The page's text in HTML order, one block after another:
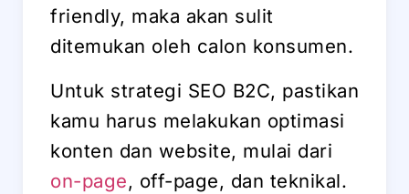
friendly, maka akan sulit
ditemukan oleh calon konsumen.
Untuk strategi SEO B2C, pastikan
kamu harus melakukan optimasi
konten dan website, mulai dari
on-page, off-page, dan teknikal.